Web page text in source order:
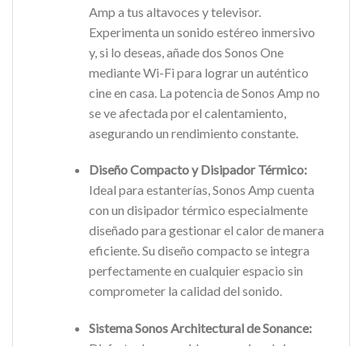
Amp a tus altavoces y televisor.
Experimenta un sonido estéreo inmersivo
y, si lo deseas, añade dos Sonos One
mediante Wi-Fi para lograr un auténtico
cine en casa. La potencia de Sonos Amp no
se ve afectada por el calentamiento,
asegurando un rendimiento constante.
Diseño Compacto y Disipador Térmico:
Ideal para estanterías, Sonos Amp cuenta
con un disipador térmico especialmente
diseñado para gestionar el calor de manera
eficiente. Su diseño compacto se integra
perfectamente en cualquier espacio sin
comprometer la calidad del sonido.
Sistema Sonos Architectural de Sonance: